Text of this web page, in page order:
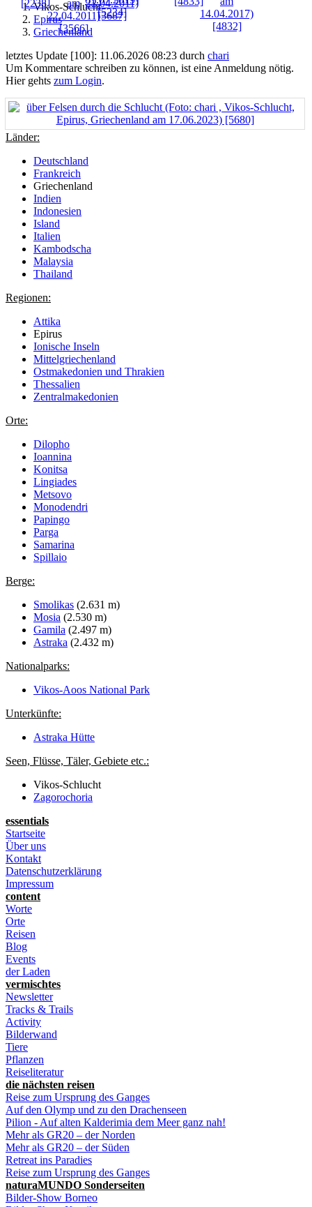
Vikos-Schlucht
Epirus
Griechenland
letztes Update [100]: 11.06.2026 08:23 durch chari
Um Kommentare schreiben zu können, ist eine Anmeldung nötig.
Hier gehts zum Login.
Länder:
Deutschland
Frankreich
Griechenland
Indien
Indonesien
Island
Italien
Kambodscha
Malaysia
Thailand
Regionen:
Attika
Epirus
Ionische Inseln
Mittelgriechenland
Ostmakedonien und Thrakien
Thessalien
Zentralmakedonien
Orte:
Dilopho
Ioannina
Konitsa
Lingiades
Metsovo
Monodendri
Papingo
Parga
Samarina
Spillaio
Berge:
Smolikas (2.631 m)
Mosia (2.530 m)
Gamila (2.497 m)
Astraka (2.432 m)
Nationalparks:
Vikos-Aoos National Park
Unterkünfte:
Astraka Hütte
Seen, Flüsse, Täler, Gebiete etc.:
Vikos-Schlucht
Zagorochoria
essentials
Startseite
Über uns
Kontakt
Datenschutzerklärung
Impressum
content
Worte
Orte
Reisen
Blog
Events
der Laden
vermischtes
Newsletter
Tracks & Trails
Activity
Bilderwand
Tiere
Pflanzen
Reiseliteratur
die nächsten reisen
Reise zum Ursprung des Ganges
Auf den Olymp und zu den Drachenseen
Pilion - Auf alten Kalderimia dem Meer ganz nah!
Mehr als GR20 – der Norden
Mehr als GR20 – der Süden
Retreat ins Paradies
Reise zum Ursprung des Ganges
naturaMUNDO Sonderseiten
Bilder-Show Borneo